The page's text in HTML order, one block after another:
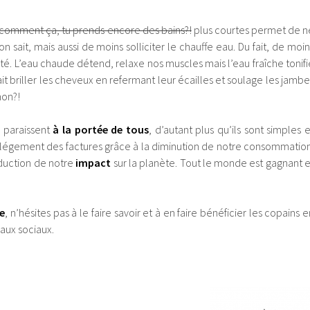
ça, tu prends encore des bains?!plus courtes permet de
sait, mais aussi de moins solliciter le chauffe eau. Du fait, de
L’eau chaude détend, relaxe nos muscles mais l’eau fraîche
briller les cheveux en refermant leur écailles et soulage les
à la portée de tous, d’autant plus qu’ils sont simples
des factures grâce à la diminution de notre
de notre impact sur la planète. Tout le monde est gagnant
, n’hésites pas à le faire savoir et à en faire bénéficier les copains
sociaux.